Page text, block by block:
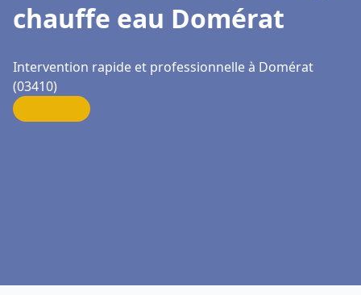
chauffe eau Domérat
Intervention rapide et professionnelle à Domérat
(03410)